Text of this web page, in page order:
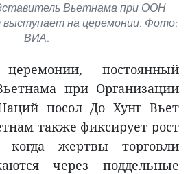
Вьетнама при ООН
выступает на церемонии. Фото:
ВИА.
постоянный
при Организации
посол До Хунг Вьет
также фиксирует рост
когда жертвы торговли
через поддельные